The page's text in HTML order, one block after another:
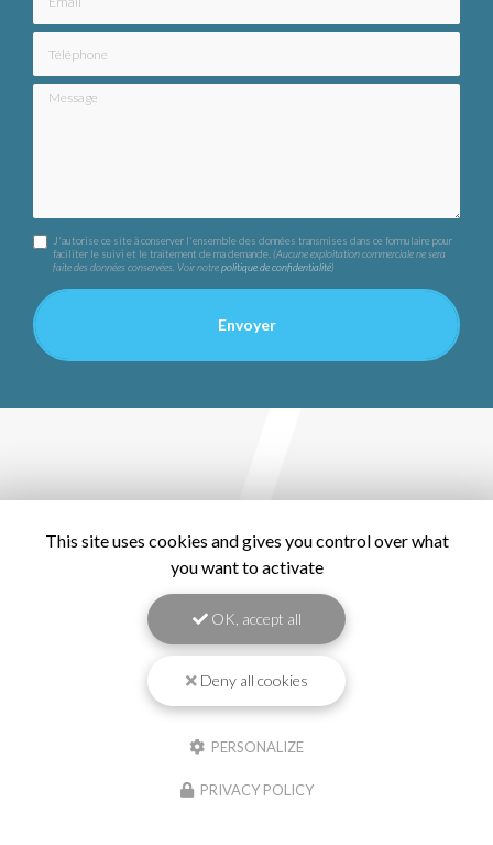
Message
J'autorise ce site à conserver l'ensemble des données transmises dans ce formulaire pour
faciliter le suivi et le traitement de ma demande.(Aucune exploitation commerciale ne sera
faite des données conservées. Voir notrepolitique de confidentialité)
This site uses cookies and gives you control over what
you want to activate
OK, accept all
Deny all cookies
PERSONALIZE
PRIVACY POLICY